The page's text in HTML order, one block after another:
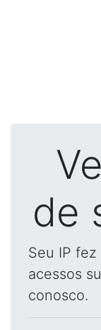
de
Seu IP
acessos
conosco.